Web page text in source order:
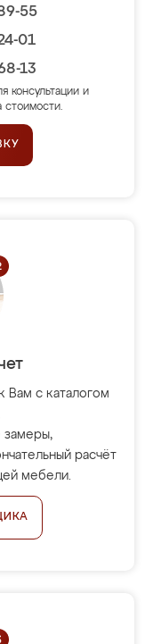
55
01
13
консультации и
стоимости.
Вам с каталогом
замеры,
расчёт
мебели.